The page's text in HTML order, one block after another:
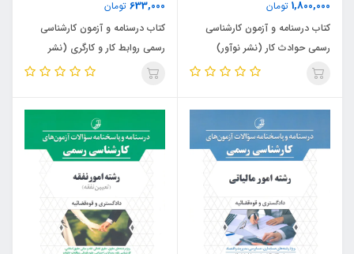
1,800,000 تومان
کتاب درسنامه و آزمون کارشناسی
رسمی حوادث کار (نشر نوآور)
633,000 تومان
کتاب درسنامه و آزمون کارشناسی
رسمی روابط کار و کارگری (نشر
نوآور)